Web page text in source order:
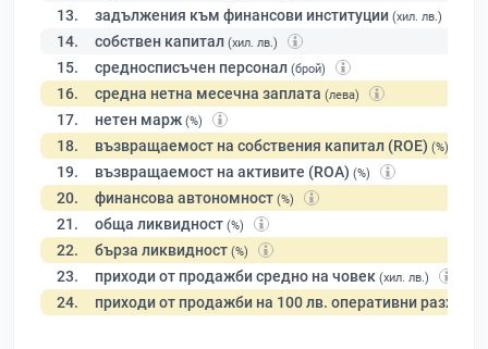
13. задължения към финансови институции (хил. лв.)
14. собствен капитал (хил. лв.)
15. средносписъчен персонал (брой)
16. средна нетна месечна заплата (лева)
17. нетен марж (%)
18. възвращаемост на собствения капитал (ROE) (%)
19. възвращаемост на активите (ROA) (%)
20. финансова автономност (%)
21. обща ликвидност (%)
22. бърза ликвидност (%)
23. приходи от продажби средно на човек (хил. лв.)
24. приходи от продажби на 100 лв. оперативни разходи